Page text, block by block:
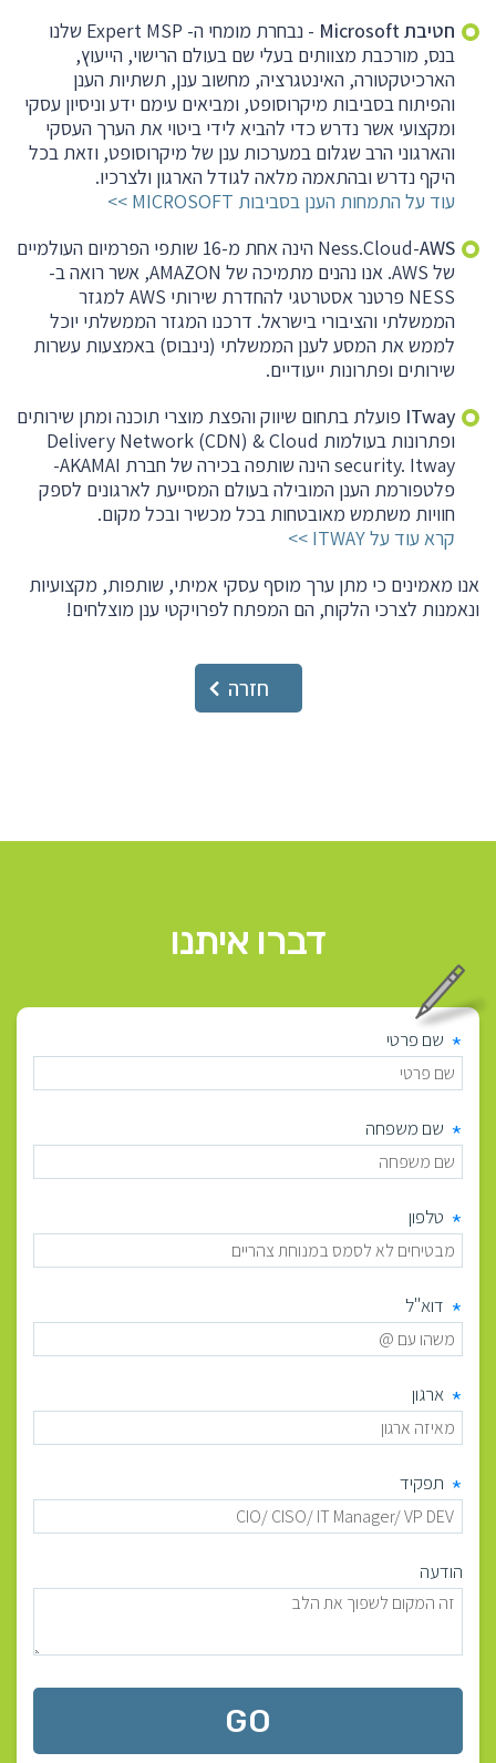
חטיבת Microsoft
- נבחרת מומחי ה- Expert MSP שלנו
בנס, מורכבת מצוותים בעלי שם בעולם הרישוי, הייעוץ,
הארכיטקטורה, האינטגרציה, מחשוב ענן, תשתיות הענן
והפיתוח בסביבות מיקרוסופט, ומביאים עימם ידע וניסיון עסקי
ומקצועי אשר נדרש כדי להביא לידי ביטוי את הערך העסקי
והארגוני הרב שגלום במערכות ענן של מיקרוסופט, וזאת בכל
היקף נדרש ובהתאמה מלאה לגודל הארגון ולצרכיו.
עוד על התמחות הענן בסביבות MICROSOFT
Ness.Cloud-AWS
הינה אחת מ-16 שותפי הפרמיום העולמיים
של AWS. אנו נהנים מתמיכה של AMAZON, אשר רואה ב-
NESS פרטנר אסטרטגי להחדרת שירותי AWS למגזר
הממשלתי והציבורי בישראל. דרכנו המגזר הממשלתי יוכל
לממש את המסע לענן הממשלתי (נינבוס) באמצעות עשרות
שירותים ופתרונות ייעודיים.
ITway פועלת בתחום שיווק והפצת מוצרי תוכנה ומתן שירותים
ופתרונות בעולמות Delivery Network (CDN) & Cloud
security. Itway הינה שותפה בכירה של חברת AKAMAI-
פלטפורמת הענן המובילה בעולם המסייעת לארגונים לספק
חוויות משתמש מאובטחות בכל מכשיר ובכל מקום.
קרא עוד על ITWAY
אנו מאמינים כי מתן ערך מוסף עסקי אמיתי, שותפות, מקצועיות
ונאמנות לצרכי הלקוח, הם המפתח לפרויקטי ענן מוצלחים!
חזרה
דברו איתנו
שם פרטי *
שם משפחה *
טלפון *
דוא"ל *
ארגון *
תפקיד *
הודעה
GO